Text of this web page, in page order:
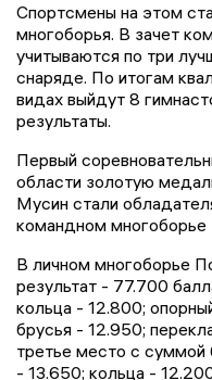
Спортсмены на этом
многоборья. В зачет
учитываются по три
снаряде. По итогам
видах выйдут 8
результаты.
Первый
области золотую
Мусин стали
командном
В личном многоборье
результат - 77.700
кольца - 12.800;
брусья - 12.950;
третье место с суммой
- 13.650; кольца -